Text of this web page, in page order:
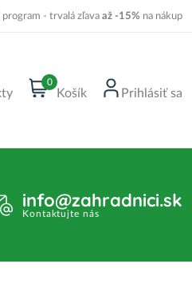
- trvalá zľava až -15% na nákup
0
Košík Prihlásiť sa
info@zahradnici.sk
Kontaktujte nás